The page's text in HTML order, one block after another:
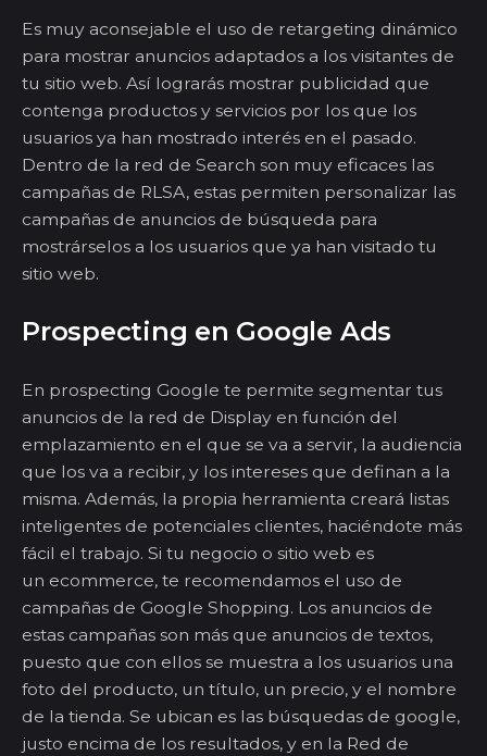
Es muy aconsejable el uso de retargeting dinámico
para mostrar anuncios adaptados a los visitantes de
tu sitio web. Así lograrás mostrar publicidad que
contenga productos y servicios por los que los
usuarios ya han mostrado interés en el pasado.
Dentro de la red de Search son muy eficaces las
campañas de RLSA, estas permiten personalizar las
campañas de anuncios de búsqueda para
mostrárselos a los usuarios que ya han visitado tu
sitio web.
Prospecting en Google Ads
En prospecting Google te permite segmentar tus
anuncios de la red de Display en función del
emplazamiento en el que se va a servir, la audiencia
que los va a recibir, y los intereses que definan a la
misma. Además, la propia herramienta creará listas
inteligentes de potenciales clientes, haciéndote más
fácil el trabajo. Si tu negocio o sitio web es
un ecommerce, te recomendamos el uso de
campañas de Google Shopping. Los anuncios de
estas campañas son más que anuncios de textos,
puesto que con ellos se muestra a los usuarios una
foto del producto, un título, un precio, y el nombre
de la tienda. Se ubican es las búsquedas de google,
justo encima de los resultados, y en la Red de